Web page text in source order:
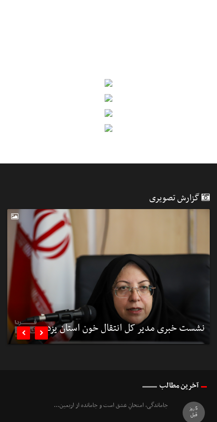
گزارش تصویری
نشست خبری مدیر کل انتقال خون استان یزد  
آخرین مطالب
جاماندگی، امتحانِ عشق است و جامانده از اربعین...
5 روز
قبل